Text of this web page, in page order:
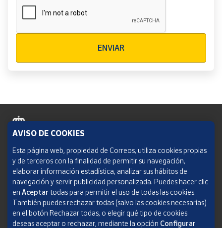
ENVIAR
Política de cookies
Aviso legal
Condiciones del servicio
Política de Privacidad Web
AVISO DE COOKIES
Esta página web, propiedad de Correos, utiliza cookies propias
y de terceros con la finalidad de permitir su navegación,
elaborar información estadística, analizar sus hábitos de
navegación y servir publicidad personalizada. Puedes hacer clic
en Aceptar todas para permitir el uso de todas las cookies.
También puedes rechazar todas (salvo las cookies necesarias)
en el botón Rechazar todas, o elegir qué tipo de cookies
deseas aceptar o rechazar, mediante la opción Configurar